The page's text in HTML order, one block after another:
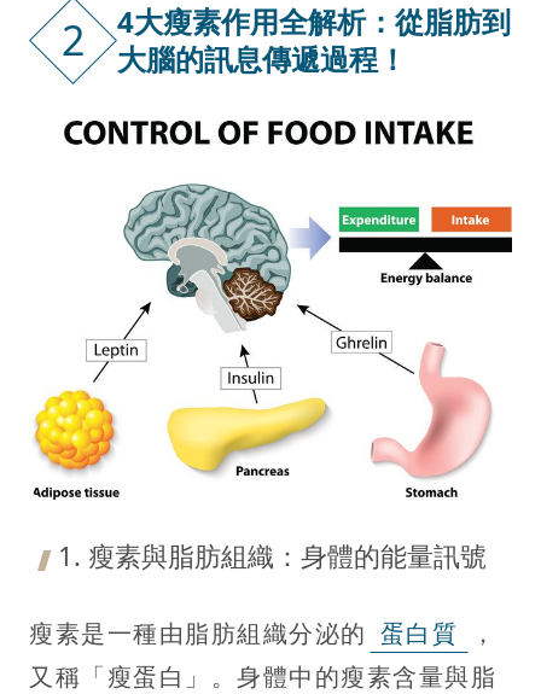
2
4大瘦素作用全解析：從脂肪到
大腦的訊息傳遞過程！
1. 瘦素與脂肪組織：身體的能量訊號
瘦素是一種由脂肪組織分泌的 蛋白質
，
又稱「瘦蛋白」。身體中的瘦素含量與脂